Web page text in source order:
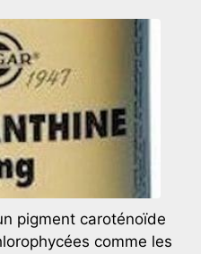
pigment caroténoïde
comme les